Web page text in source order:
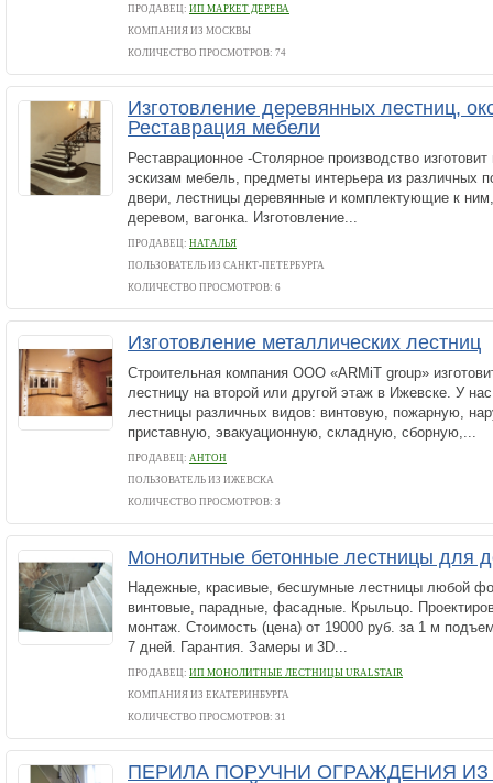
ПРОДАВЕЦ: ИП МАРКЕТ ДЕРЕВА
КОМПАНИЯ ИЗ МОСКВЫ
КОЛИЧЕСТВО ПРОСМОТРОВ: 74
Изготовление деревянных лестниц,
Реставрация мебели
Реставрационное -Столярное производство
эскизам мебель, предметы интерьера из различных
двери, лестницы деревянные и комплектующие к
деревом, вагонка. Изготовление...
ПРОДАВЕЦ: НАТАЛЬЯ
ПОЛЬЗОВАТЕЛЬ ИЗ САНКТ-ПЕТЕРБУРГА
КОЛИЧЕСТВО ПРОСМОТРОВ: 6
Изготовление металлических лестниц
Строительная компания ООО «ARMiT group»
лестницу на второй или другой этаж в Ижевске. У
лестницы различных видов: винтовую, пожарную,
приставную, эвакуационную, складную, сборную,...
ПРОДАВЕЦ: АНТОН
ПОЛЬЗОВАТЕЛЬ ИЗ ИЖЕВСКА
КОЛИЧЕСТВО ПРОСМОТРОВ: 3
Монолитные бетонные лестницы для
Надежные, красивые, бесшумные лестницы любой
винтовые, парадные, фасадные. Крыльцо.
монтаж. Стоимость (цена) от 19000 руб. за 1 м
7 дней. Гарантия. Замеры и 3D...
ПРОДАВЕЦ: ИП МОНОЛИТНЫЕ ЛЕСТНИЦЫ URALSTAIR
КОМПАНИЯ ИЗ ЕКАТЕРИНБУРГА
КОЛИЧЕСТВО ПРОСМОТРОВ: 31
ПЕРИЛА ПОРУЧНИ ОГРАЖДЕНИЯ